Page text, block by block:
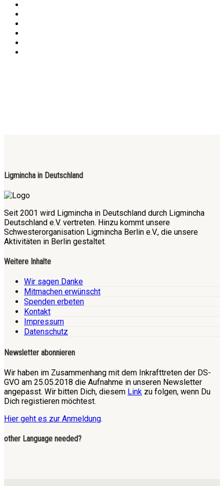
Ligmincha in Deutschland
Seit 2001 wird Ligmincha in Deutschland durch Ligmincha
Deutschland e.V. vertreten. Hinzu kommt unsere
Schwesterorganisation Ligmincha Berlin e.V., die unsere
Aktivitäten in Berlin gestaltet.
Weitere Inhalte
Wir sagen Danke
Mitmachen erwünscht
Spenden erbeten
Kontakt
Impressum
Datenschutz
Newsletter abonnieren
Wir haben im Zusammenhang mit dem Inkrafttreten der DS-
GVO am 25.05.2018 die Aufnahme in unseren Newsletter
angepasst. Wir bitten Dich, diesem Link zu folgen, wenn Du
Dich registieren möchtest.
Hier geht es zur Anmeldung.
other Language needed?